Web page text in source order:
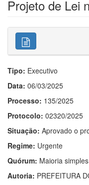
Projeto de Lei
Tipo: Executivo
Data: 06/03/2025
Processo: 135/2025
Protocolo: 02320/2025
Situação: Aprovado o
Regime: Urgente
Quórum: Maioria
Autoria: PREFEITURA